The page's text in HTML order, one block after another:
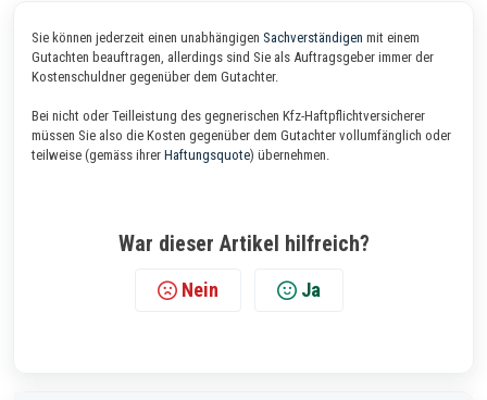
Sie können jederzeit einen unabhängigen Sachverständigen mit einem
Gutachten beauftragen, allerdings sind Sie als Auftragsgeber immer der
Kostenschuldner gegenüber dem Gutachter.
Bei nicht oder Teilleistung des gegnerischen Kfz-Haftpflichtversicherer
müssen Sie also die Kosten gegenüber dem Gutachter vollumfänglich oder
teilweise (gemäss ihrer Haftungsquote) übernehmen.
War dieser Artikel hilfreich?
Nein Ja